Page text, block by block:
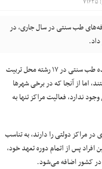
طب سنتی در سال جاری، در
ضمن اشاره به وجود ۶۰ سلامتکده طب سنتی در ۱۷ رشته محل تربیت
از آنجا که در برخی شهرها
ندارد، فعالیت مراکز تنها به
مراکز دولتی را دارند، به تناسب
پس از اتمام دوره تعهد خود،
در کشور اضافه می‌شود.